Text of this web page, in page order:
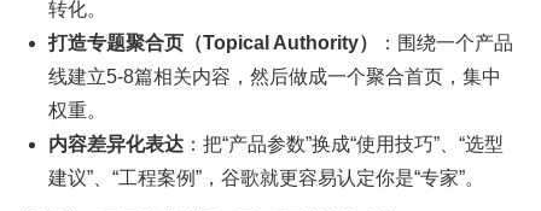
转化。
打造专题聚合页（Topical Authority）
：围绕一个产品
线建立5-8篇相关内容，然后做成一个聚合首页，集中
权重。
内容差异化表达 ：把“产品参数”换成“使用技巧”、“选型
建议”、“工程案例”，谷歌就更容易认定你是“专家”。